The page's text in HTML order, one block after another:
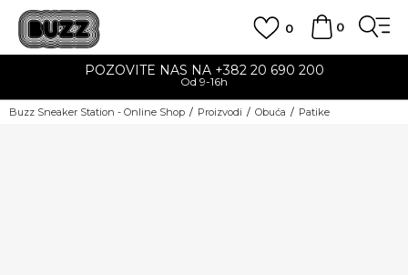
0
0
POZOVITE NAS NA +382 20 690 200
Od 9-16h
Buzz Sneaker Station - Online Shop Proizvodi Obuća Patike